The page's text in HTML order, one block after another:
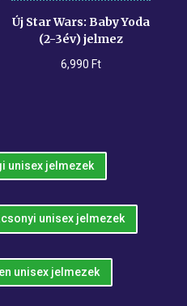
Új Star Wars: Baby Yoda
(2-3év) jelmez
6,990Ft
unisex jelmezek
unisex jelmezek
unisex jelmezek